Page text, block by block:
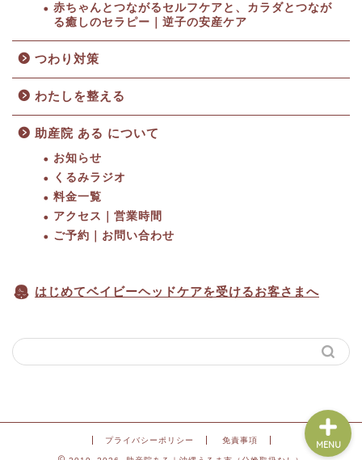
赤ちゃんとつながるセルフケアと、カラダとつなが
る癒しのセラピー｜逆子の安産ケア
つわり対策
わたしを整える
助産院 ある について
お知らせ
くるみラジオ
料金一覧
アクセス｜営業時間
ご予約｜お問い合わせ
はじめてベイビーヘッドケアを受けるお客さまへ
プライバシーポリシー 免責事項 MENU